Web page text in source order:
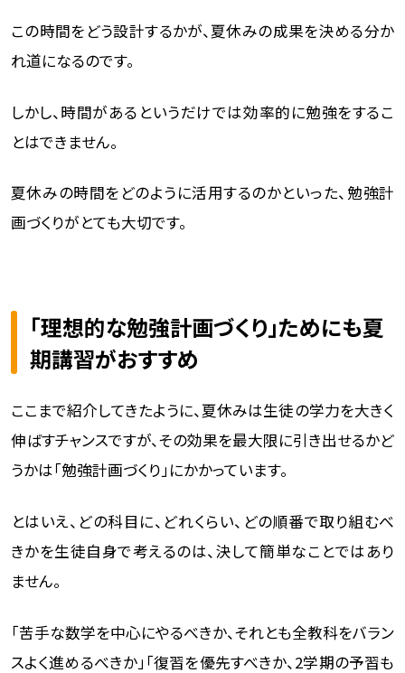
この時間をどう設計するかが、夏休みの成果を決める分か
れ道になるのです。
しかし、時間があるというだけでは効率的に勉強をするこ
とはできません。
夏休みの時間をどのように活用するのかといった、勉強計
画づくりがとても大切です。
「理想的な勉強計画づくり」ためにも夏
期講習がおすすめ
ここまで紹介してきたように、夏休みは生徒の学力を大きく
伸ばすチャンスですが、その効果を最大限に引き出せるかど
うかは「勉強計画づくり」にかかっています。
とはいえ、どの科目に、どれくらい、どの順番で取り組むべ
きかを生徒自身で考えるのは、決して簡単なことではあり
ません。
「苦手な数学を中心にやるべきか、それとも全教科をバラン
スよく進めるべきか」「復習を優先すべきか、2学期の予習も